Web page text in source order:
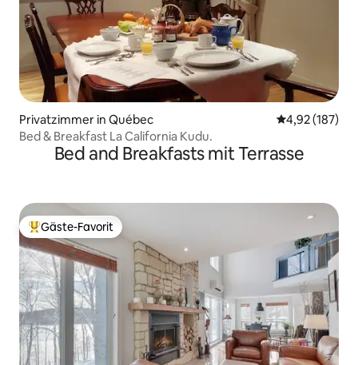
Privatzimmer in Québec
4,92 (187)
Bed & Breakfast La California Kudu.
Bed and Breakfasts mit Terrasse
Beliebter Gäste-Favorit.
Gäste-Favorit